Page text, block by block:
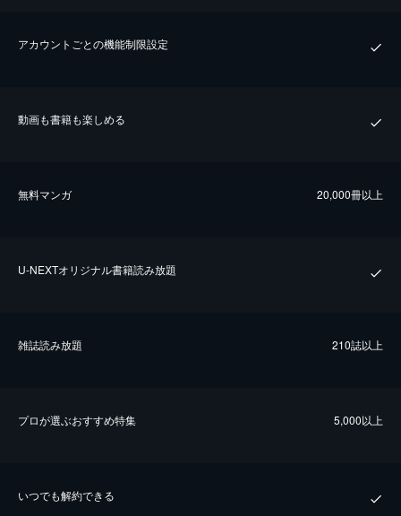
アカウントごとの機能制限設定
動画も書籍も楽しめる
無料マンガ 20,000冊以上
U-NEXTオリジナル書籍読み放題
雑誌読み放題 210誌以上
プロが選ぶおすすめ特集 5,000以上
いつでも解約できる